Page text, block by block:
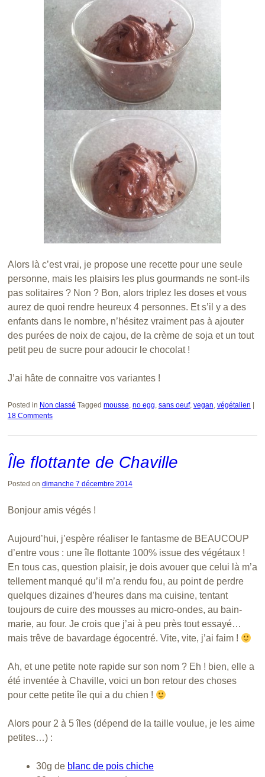
Alors là c’est vrai, je propose une recette pour une seule
personne, mais les plaisirs les plus gourmands ne sont-ils
pas solitaires ? Non ? Bon, alors triplez les doses et vous
aurez de quoi rendre heureux 4 personnes. Et s’il y a des
enfants dans le nombre, n’hésitez vraiment pas à ajouter
des purées de noix de cajou, de la crème de soja et un tout
petit peu de sucre pour adoucir le chocolat !
J’ai hâte de connaitre vos variantes !
Posted in Non classé Tagged mousse, no egg, sans oeuf, vegan, végétalien
18 Comments
Île flottante de Chaville
Posted on dimanche 7 décembre 2014
Bonjour amis végés !
Aujourd’hui, j’espère réaliser le fantasme de BEAUCOUP
d’entre vous : une île flottante 100% issue des végétaux !
En tous cas, question plaisir, je dois avouer que celui là m’a
tellement manqué qu’il m’a rendu fou, au point de perdre
quelques dizaines d’heures dans ma cuisine, tentant
toujours de cuire des mousses au micro-ondes, au bain-
marie, au four. Je crois que j’ai à peu près tout essayé…
mais trêve de bavardage égocentré. Vite, vite, j’ai faim !
Ah, et une petite note rapide sur son nom ? Eh ! bien, elle a
été inventée à Chaville, voici un bon retour des choses
pour cette petite île qui a du chien !
Alors pour 2 à 5 îles (dépend de la taille voulue, je les aime
petites…) :
30g de blanc de pois chiche